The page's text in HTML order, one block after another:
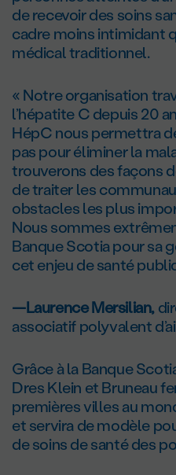
de recevoir des soins
cadre moins intimidant
médical traditionnel.
« Notre organisation
l’hépatite C depuis 20
HépC nous permettra
pas pour éliminer la
trouverons des façons
de traiter les
obstacles les plus
Nous sommes
Banque Scotia pour sa
cet enjeu de santé
—Laurence Mersilian,
associatif polyvalent
Grâce à la Banque
Dres Klein et Bruneau
premières villes au
et servira de modèle
de soins de santé des